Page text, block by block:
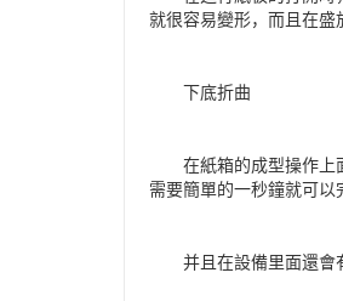
就很容易變形，而且在盛
下底折曲
在紙箱的成型操作上面
需要簡單的一秒鐘就可以
并且在設備里面還會有